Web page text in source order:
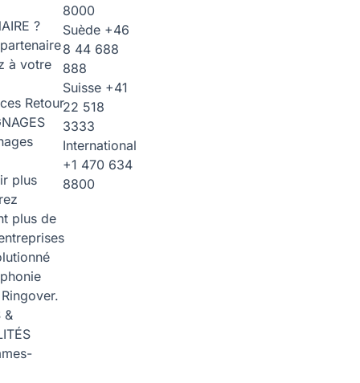
?
à votre
Retour
plus
plus de
&
8000
Suède +46
8 44 688
888
Suisse +41
22 518
3333
International
+1 470 634
8800